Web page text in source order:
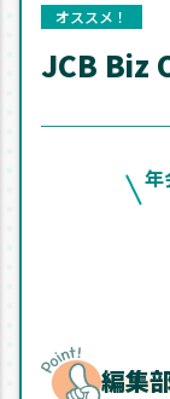
オススメ！
JCB Biz
年
編集